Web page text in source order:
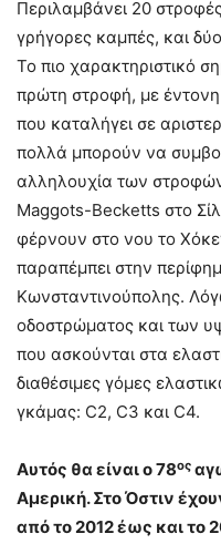
Περιλαμβάνει 20
γρήγορες καμπές, και
Το πιο χαρακτηριστικό
πρώτη στροφή, με
που καταλήγει σε
πολλά μπορούν να
αλληλουχία των στροφών
Maggots-Becketts στο
φέρνουν στο νου το
παραπέμπει στην
Κωνσταντινούπολης.
οδοστρώματος και των
που ασκούνται στα
διαθέσιμες γόμες
γκάμας: C2, C3 και C4.
Αυτός θα είναι ο 78ος
Αμερική. Στο Όστιν
από το 2012 έως και το